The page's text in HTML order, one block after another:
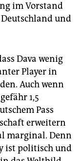
im Vorstand
und
Dava wenig
Player in
Auch wenn
1,5
Pass
erweitern
marginal. Denn
ist politisch und